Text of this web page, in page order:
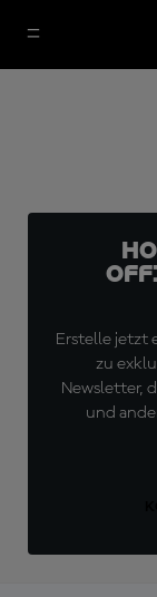
Erstelle jetzt
zu
Newsletter,
und